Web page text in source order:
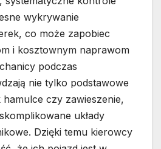
wykrywanie
co może zapobiec
i kosztownym naprawom
podczas
nie tylko podstawowe
hamulce czy zawieszenie,
układy
Dzięki temu kierowcy